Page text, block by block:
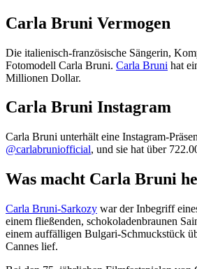
Carla Bruni Vermogen
Die italienisch-französische Sängerin,
Fotomodell Carla Bruni. Carla Bruni hat
Millionen Dollar.
Carla Bruni Instagram
Carla Bruni unterhält eine Instagram-
@carlabruniofficial, und sie hat über
Was macht Carla Bruni
Carla Bruni-Sarkozy war der Inbegriff
einem fließenden, schokoladenbraunen
einem auffälligen Bulgari-Schmuckstück
Cannes lief.